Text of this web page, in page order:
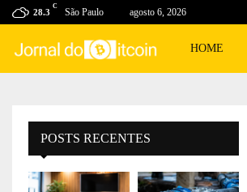
28.3
C
São Paulo agosto 6, 2026
HOME
POSTS RECENTES